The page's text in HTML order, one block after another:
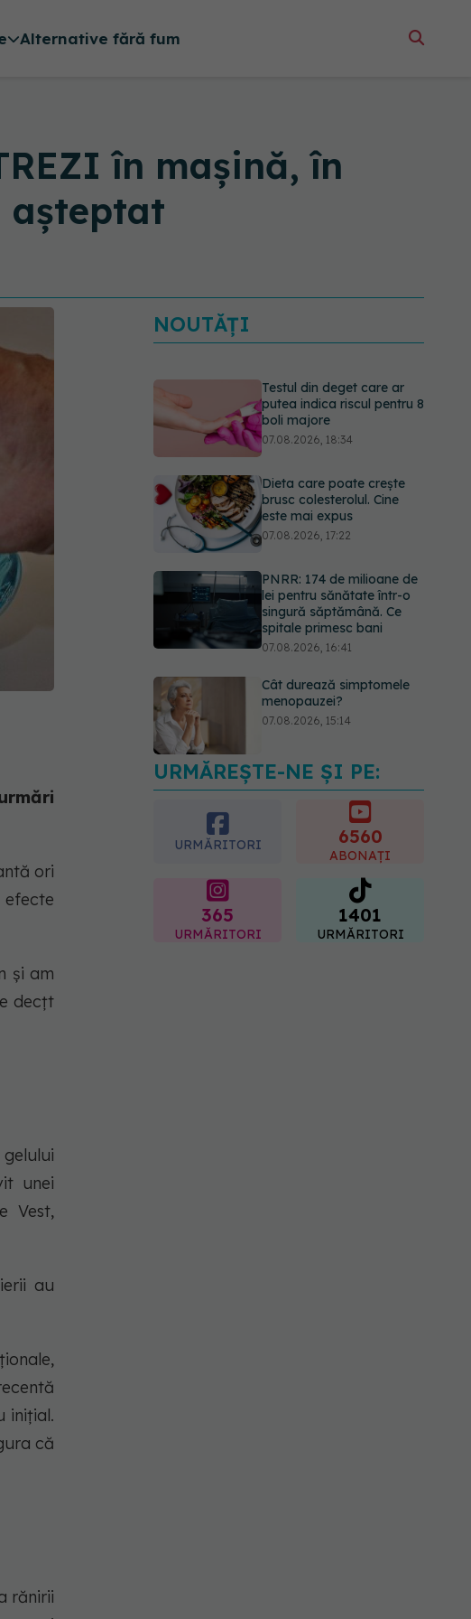
Alternative fără fum
în mașină, în
așteptat
ori
efecte
și am
decțt
unei
Vest,
au
inițial.
că
rănirii
NOUTĂȚI
Testul din deget care ar
putea indica riscul pentru 8
boli majore
07.08.2026, 18:34
Dieta care poate crește
brusc colesterolul. Cine
este mai expus
07.08.2026, 17:22
PNRR: 174 de milioane de
lei pentru sănătate într-o
singură săptămână. Ce
spitale primesc bani
07.08.2026, 16:41
Cât durează simptomele
menopauzei?
07.08.2026, 15:14
EXCLUSIV Cancerele
care pot fi prevenite. Dr.
(SANADOR): Au metode
URMĂREȘTE-NE ȘI PE:
URMĂRITORI 6560
ABONAȚI
365
URMĂRITORI
1401
URMĂRITORI